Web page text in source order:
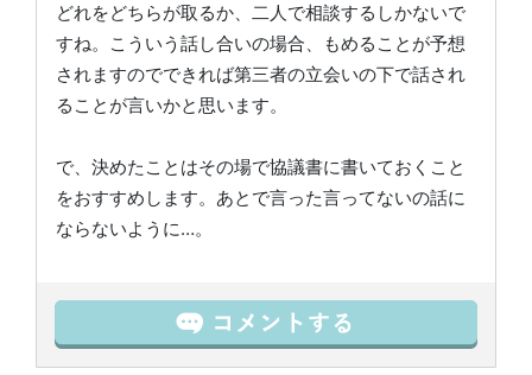
どれをどちらが取るか、二人で相談するしかないで
すね。こういう話し合いの場合、もめることが予想
されますのでできれば第三者の立会いの下で話され
ることが言いかと思います。
で、決めたことはその場で協議書に書いておくこと
をおすすめします。あとで言った言ってないの話に
ならないように…。